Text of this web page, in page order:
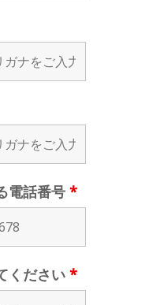
電話番号 *
ください *